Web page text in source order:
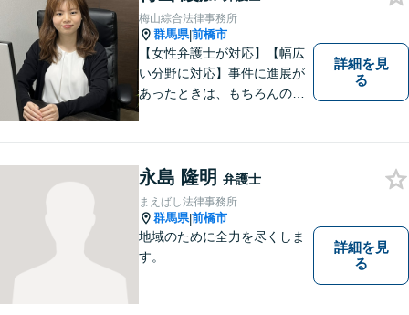
梅山綜合法律事務所
群馬県|前橋市
【女性弁護士が対応】【幅広
い分野に対応】事件に進展が
あったときは、もちろんのこ
相談者様のお話を丁寧にお聞
きし、常にご依頼者様に寄り
添った弁護活動をしておりま
す。
詳細を見
る
永島 隆明 弁護士
まえばし法律事務所
群馬県|前橋市
地域のために全力を尽くしま
す。
詳細を見
る